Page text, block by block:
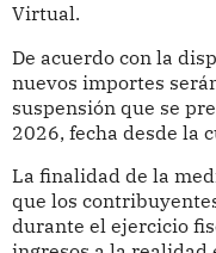
Virtual.
De acuerdo con la
nuevos importes
suspensión que se
2026, fecha desde la
La finalidad de la
que los
durante el ejercicio